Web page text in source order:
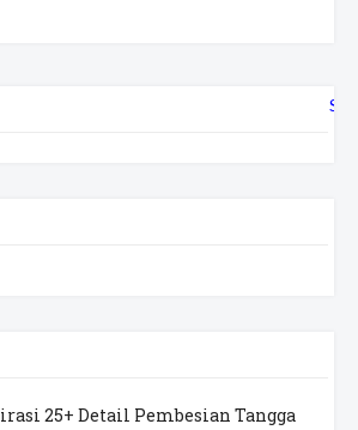
25+ Detail Pembesian Tangga